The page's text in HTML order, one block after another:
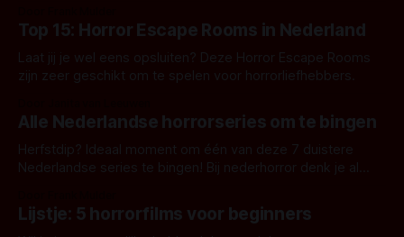
Top 15: Horror Escape Rooms in Nederland
Laat jij je wel eens opsluiten? Deze Horror Escape Rooms
zijn zeer geschikt om te spelen voor horrorliefhebbers.
Alle Nederlandse horrorseries om te bingen
Herfstdip? Ideaal moment om één van deze 7 duistere
Nederlandse series te bingen! Bij nederhorror denk je al
Amsterdamned of The Johnsons. Maar Nederlandse horror
is niet beperkt tot films. Hier een aantal Nederlandse tv-
Lijstje: 5 horrorfilms voor beginners